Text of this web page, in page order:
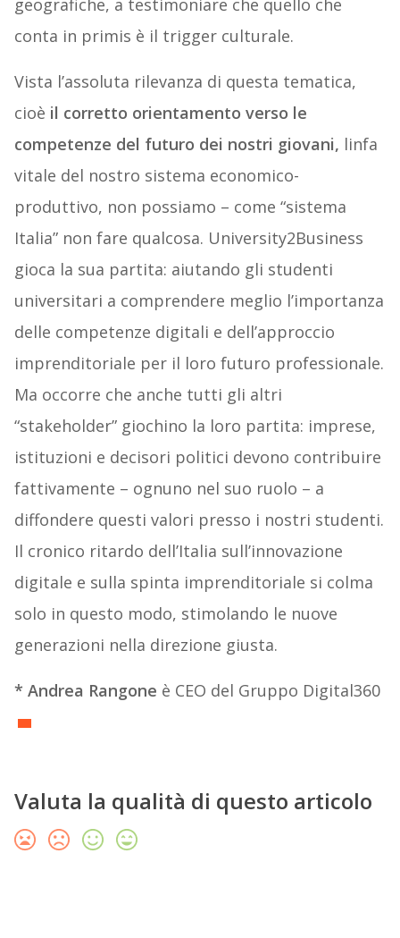
geografiche, a testimoniare che quello che
conta in primis è il trigger culturale.
Vista l’assoluta rilevanza di questa tematica,
cioè il corretto orientamento verso le
competenze del futuro dei nostri giovani, linfa
vitale del nostro sistema economico-
produttivo, non possiamo – come “sistema
Italia” non fare qualcosa. University2Business
gioca la sua partita: aiutando gli studenti
universitari a comprendere meglio l’importanza
delle competenze digitali e dell’approccio
imprenditoriale per il loro futuro professionale.
Ma occorre che anche tutti gli altri
“stakeholder” giochino la loro partita: imprese,
istituzioni e decisori politici devono contribuire
fattivamente – ognuno nel suo ruolo – a
diffondere questi valori presso i nostri studenti.
Il cronico ritardo dell’Italia sull’innovazione
digitale e sulla spinta imprenditoriale si colma
solo in questo modo, stimolando le nuove
generazioni nella direzione giusta.
* Andrea Rangone è CEO del Gruppo Digital360
Valuta la qualità di questo articolo